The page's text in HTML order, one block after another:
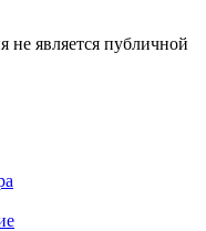
не является публичной